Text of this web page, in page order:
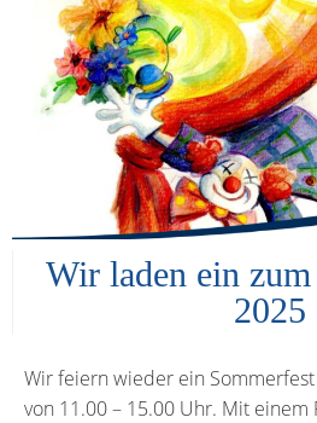
Wir laden ein
2025
Wir feiern wieder ein Sommerfest
von 11.00 – 15.00 Uhr. Mit einem